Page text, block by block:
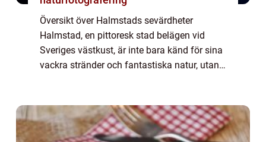
Översikt över Halmstads sevärdheter
Halmstad, en pittoresk stad belägen vid
Sveriges västkust, är inte bara känd för sina
vackra stränder och fantastiska natur, utan
som är...